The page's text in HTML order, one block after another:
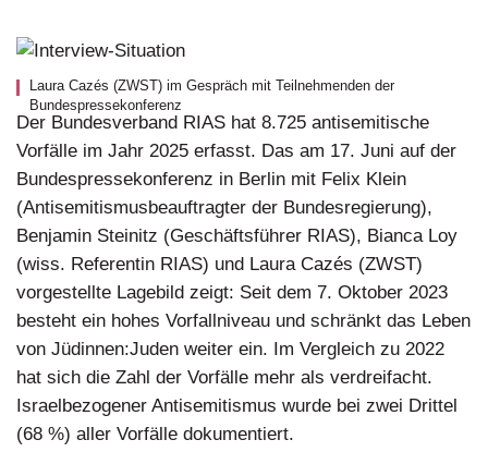
24
Fälle
pro
Tag
Laura Cazés (ZWST) im Gespräch mit Teilnehmenden der
Bundespressekonferenz
Der Bundesverband RIAS hat 8.725 antisemitische
Vorfälle im Jahr 2025 erfasst. Das am 17. Juni auf der
Bundespressekonferenz in Berlin mit Felix Klein
(Antisemitismusbeauftragter der Bundesregierung),
Benjamin Steinitz (Geschäftsführer RIAS), Bianca Loy
(wiss. Referentin RIAS) und Laura Cazés (ZWST)
vorgestellte Lagebild zeigt: Seit dem 7. Oktober 2023
besteht ein hohes Vorfallniveau und schränkt das Leben
von Jüdinnen:Juden weiter ein. Im Vergleich zu 2022
hat sich die Zahl der Vorfälle mehr als verdreifacht.
Israelbezogener Antisemitismus wurde bei zwei Drittel
(68 %) aller Vorfälle dokumentiert.